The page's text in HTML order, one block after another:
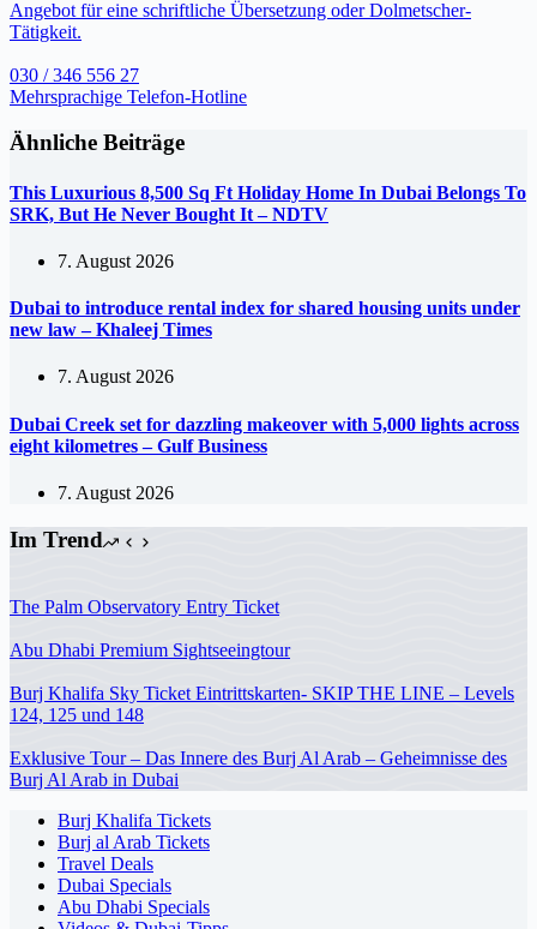
Angebot für eine schriftliche Übersetzung oder Dolmetscher-
Tätigkeit.
030 / 346 556 27
Mehrsprachige Telefon-Hotline
Ähnliche Beiträge
This Luxurious 8,500 Sq Ft Holiday Home In Dubai Belongs To
SRK, But He Never Bought It – NDTV
7. August 2026
Dubai to introduce rental index for shared housing units under
new law – Khaleej Times
7. August 2026
Dubai Creek set for dazzling makeover with 5,000 lights across
eight kilometres – Gulf Business
7. August 2026
Im Trend
The Palm Observatory Entry Ticket
Abu Dhabi Premium Sightseeingtour
Burj Khalifa Sky Ticket Eintrittskarten- SKIP THE LINE – Levels
124, 125 und 148
Exklusive Tour – Das Innere des Burj Al Arab – Geheimnisse des
Burj Al Arab in Dubai
Burj Khalifa Tickets
Burj al Arab Tickets
Travel Deals
Dubai Specials
Abu Dhabi Specials